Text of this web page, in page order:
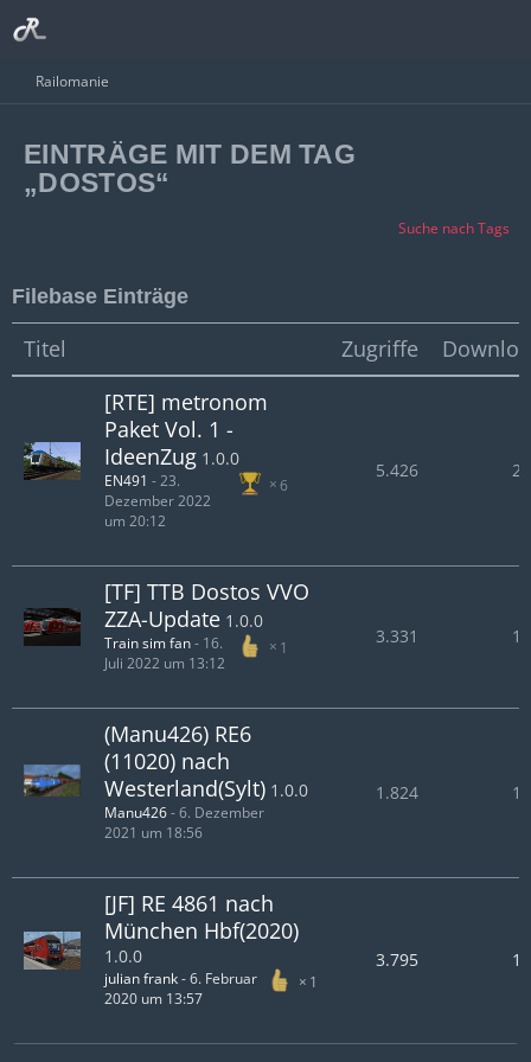
Railomanie
EINTRÄGE MIT DEM TAG
„DOSTOS“
Suche nach Tags
Filebase Einträge
Titel Zugriffe
[RTE] metronom
Paket Vol. 1 -
IdeenZug 1.0.0
6
EN491 -23.
Dezember 2022
um 20:12
5.426
[TF] TTB Dostos VVO
ZZA-Update 1.0.0
1
Train sim fan- 16.
Juli 2022 um 13:12
3.331
(Manu426) RE6
(11020) nach
Westerland(Sylt) 1.0.0
Manu426-6. Dezember
2021 um 18:56
1.824
[JF] RE 4861 nach
München Hbf(2020)
1.0.0
1
julian frank-6. Februar
2020 um 13:57
3.795